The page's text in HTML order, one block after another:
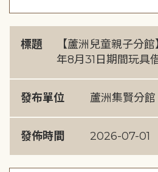
標題
【蘆洲兒童親子分
年8月31日期間玩具
發布單位 蘆洲集賢分館
發佈時間 2026-07-01